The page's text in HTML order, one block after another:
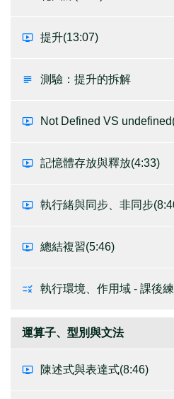
提升(13:07)
測驗：提升的拆解
Not Defined VS undefined
記憶體存放與釋放(4:33)
執行緒與同步、非同步
總結複習(5:46)
執行環境、作用域 - 課後
運算子、型別與文法
陳述式與表達式(8:46)